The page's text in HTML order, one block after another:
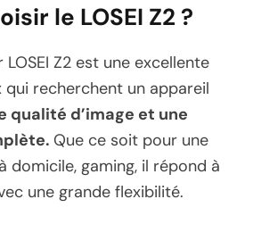
le LOSEI Z2 ?
Z2 est une excellente
recherchent un appareil
qualité d’image et une
Que ce soit pour une
domicile, gaming, il répond à
une grande flexibilité.